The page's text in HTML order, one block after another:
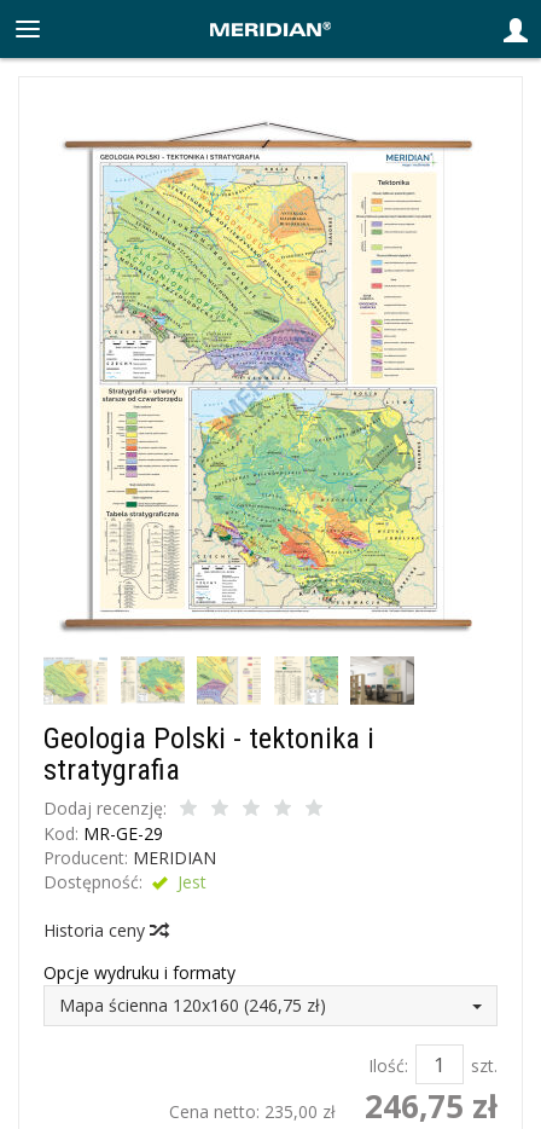
Geologia Polski - tektonika i
stratygrafia
Dodaj recenzję:
Kod: MR-GE-29
Producent: MERIDIAN
Dostępność:
Jest
Historia ceny
Opcje wydruku i formaty
Mapa ścienna 120x160 (246,75 zł)
Ilość:
szt.
Cena netto: 235,00 zł 246,75 zł